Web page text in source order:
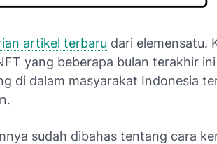
artikel terbaru dari elemensatu.
yang beberapa bulan terakhir
di dalam masyarakat Indonesia
sudah dibahas tentang cara